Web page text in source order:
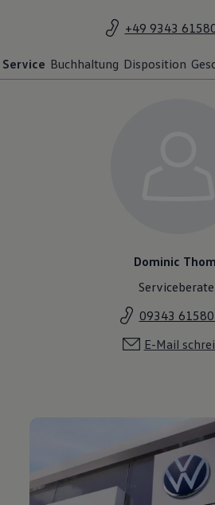
+49 9343
Service Buchhaltung Disposition
Dominic
09343
E-Mail